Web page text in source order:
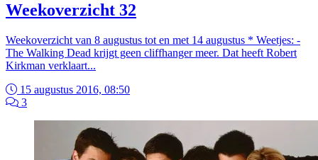
Weekoverzicht 32
Weekoverzicht van 8 augustus tot en met 14 augustus * Weetjes: -
The Walking Dead krijgt geen cliffhanger meer. Dat heeft Robert
Kirkman verklaart...
15 augustus 2016, 08:50
3